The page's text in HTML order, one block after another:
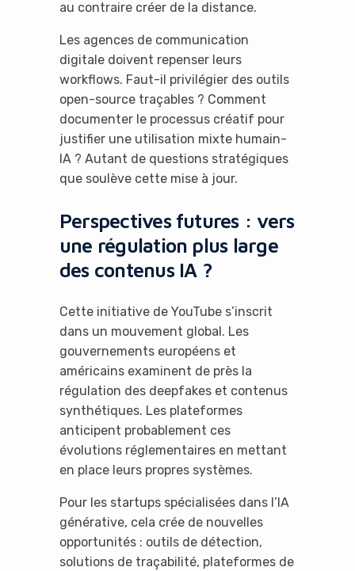
au contraire créer de la distance.
Les agences de communication
digitale doivent repenser leurs
workflows. Faut-il privilégier des outils
open-source traçables ? Comment
documenter le processus créatif pour
justifier une utilisation mixte humain-
IA ? Autant de questions stratégiques
que soulève cette mise à jour.
Perspectives futures : vers
une régulation plus large
des contenus IA ?
Cette initiative de YouTube s’inscrit
dans un mouvement global. Les
gouvernements européens et
américains examinent de près la
régulation des deepfakes et contenus
synthétiques. Les plateformes
anticipent probablement ces
évolutions réglementaires en mettant
en place leurs propres systèmes.
Pour les startups spécialisées dans l’IA
générative, cela crée de nouvelles
opportunités : outils de détection,
solutions de traçabilité, plateformes de